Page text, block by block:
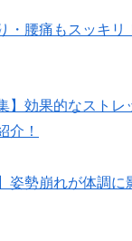
・腰痛もスッキリ
】効果的なスト
介！
姿勢崩れが体調